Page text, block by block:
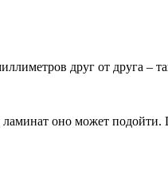
друг от друга –
оно может